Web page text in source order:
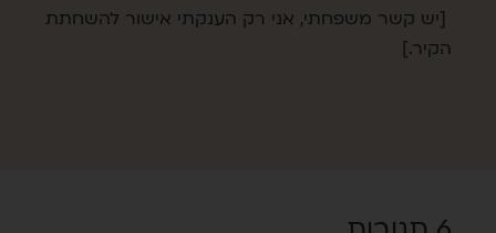
[יש קשר משפחתי, אני רק הענקתי אישור להשחתת
הקיר.]